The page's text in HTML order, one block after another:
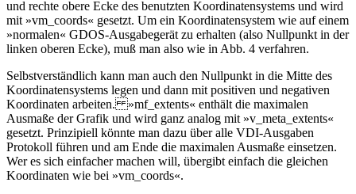
und rechte obere Ecke des benutzten Koordinatensystems und wird
mit »vm_coords« gesetzt. Um ein Koordinatensystem wie auf einem
»normalen« GDOS-Ausgabegerät zu erhalten (also Nullpunkt in der
linken oberen Ecke), muß man also wie in Abb. 4 verfahren.
Selbstverständlich kann man auch den Nullpunkt in die Mitte des
Koordinatensystems legen und dann mit positiven und negativen
Koordinaten arbeiten. »mf_extents« enthält die maximalen
Ausmaße der Grafik und wird ganz analog mit »v_meta_extents«
gesetzt. Prinzipiell könnte man dazu über alle VDI-Ausgaben
Protokoll führen und am Ende die maximalen Ausmaße einsetzen.
Wer es sich einfacher machen will, übergibt einfach die gleichen
Koordinaten wie bei »vm_coords«.